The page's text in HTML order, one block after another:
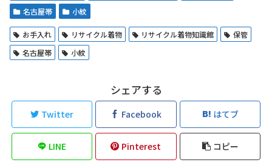
名古屋帯
小紋
お手入れ リサイクル着物 リサイクル着物知識館
保管
名古屋帯
小紋
シェアする
Twitter Facebook はてブ
LINE Pinterest コピー